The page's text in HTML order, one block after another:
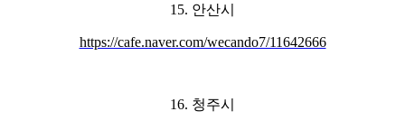
15. 안산시
https://cafe.naver.com/wecando7/11642666
16. 청주시